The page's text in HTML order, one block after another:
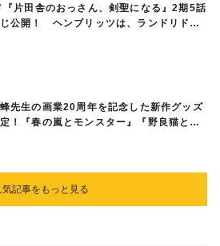
『片田舎のおっさん、剣聖になる』2期5話
公開！ ヘンブリッツは、ランドリドに
先生の画業20周年を記念した新作グッズ
！『春の嵐とモンスター』『野良猫と
気記事をもっと見る